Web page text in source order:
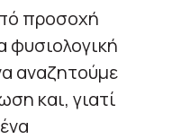
προσοχή
φυσιολογική
αναζητούμε
και, γιατί